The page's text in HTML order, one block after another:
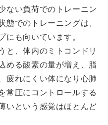
ない負荷でのトレーニン
態でのトレーニングは、
にも向いています。
と、体内のミトコンドリ
める酸素の量が増え、脂
疲れにくい体になり心肺
常圧にコントロールする
いという感覚はほとんど